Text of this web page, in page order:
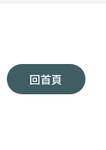
回首頁